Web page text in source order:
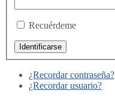
Recuérdeme
¿Recordar contraseña?
¿Recordar usuario?